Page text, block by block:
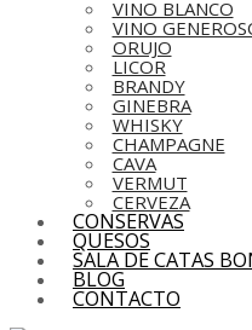
VINO BLANCO
VINO
ORUJO
LICOR
BRANDY
GINEBRA
WHISKY
CHAMPAGNE
CAVA
VERMUT
CERVEZA
CONSERVAS
QUESOS
SALA DE CATAS
BLOG
CONTACTO